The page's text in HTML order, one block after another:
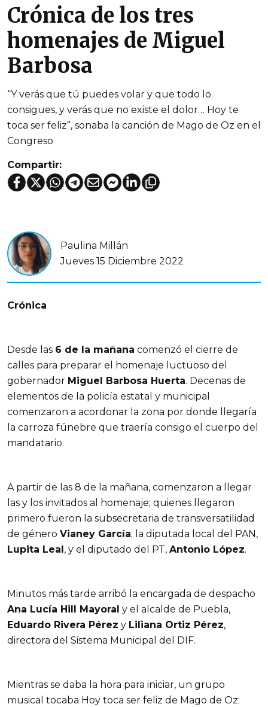
Crónica de los tres
homenajes de Miguel
Barbosa
“Y verás que tú puedes volar y que todo lo
consigues, y verás que no existe el dolor… Hoy te
toca ser feliz”, sonaba la canción de Mago de Oz en el
Congreso
Compartir:
Paulina Millán
Jueves 15 Diciembre 2022
Crónica
Desde las 6 de la mañana comenzó el cierre de
calles para preparar el homenaje luctuoso del
gobernador Miguel Barbosa Huerta. Decenas de
elementos de la policía estatal y municipal
comenzaron a acordonar la zona por donde llegaría
la carroza fúnebre que traería consigo el cuerpo del
mandatario.
A partir de las 8 de la mañana, comenzaron a llegar
las y los invitados al homenaje; quienes llegaron
primero fueron la subsecretaria de transversatilidad
de género Vianey García; la diputada local del PAN,
Lupita Leal, y el diputado del PT, Antonio López.
Minutos más tarde arribó la encargada de despacho
Ana Lucía Hill Mayoral y el alcalde de Puebla,
Eduardo Rivera Pérez y Liliana Ortiz Pérez,
directora del Sistema Municipal del DIF.
Mientras se daba la hora para iniciar, un grupo
musical tocaba Hoy toca ser feliz de Mago de Oz: